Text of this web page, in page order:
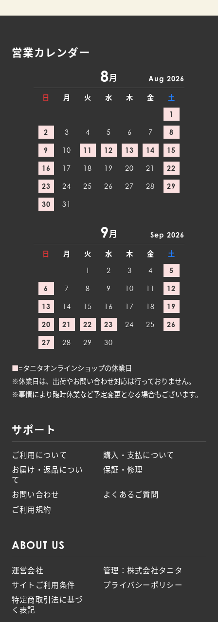
営業カレンダー
8月 Aug 2026
日 月 火 水 木 金
土
1
2 3 4 5 6 7 8
9 10 11 12 13 14 15
16 17 18 19 20 21 22
23 24 25 26 27 28 29
30 31
9月 Sep 2026
日 月 火 水 木 金
土
1
2 3 4 5
6 7 8 9 10 11 12
13 14 15 16 17 18 19
20 21 22 23 24 25 26
27 28 29 30
■=タニタオンラインショップの休業日
※休業日は、出荷やお問い合わせ対応は行っておりません。
※事情により臨時休業など予定変更となる場合もございます。
サポート
ご利用について
購入・支払について
お届け・返品につい
て
保証・修理
お問い合わせ
よくあるご質問
ご利用規約
ABOUT US
運営会社
管理：株式会社タニタ
サイトご利用条件
プライバシーポリシー
特定商取引法に基づ
く表記